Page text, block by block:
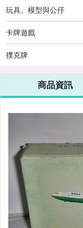
玩具、模型與公仔
卡牌遊戲
撲克牌
商品資訊